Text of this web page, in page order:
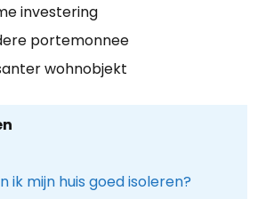
investering
portemonnee
wohnobjekt
ik mijn huis goed isoleren?